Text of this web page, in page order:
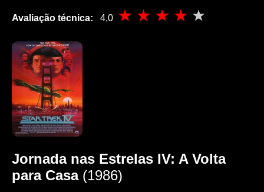
Avaliação técnica: 4,0
Jornada nas Estrelas IV: A Volta
para Casa(1986)